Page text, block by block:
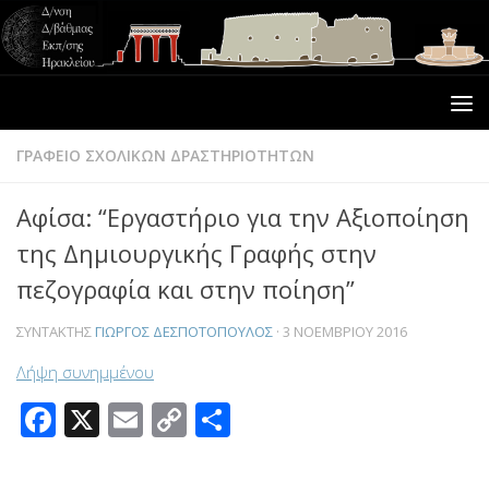
ΓΡΑΦΕΙΟ ΣΧΟΛΙΚΩΝ ΔΡΑΣΤΗΡΙΟΤΗΤΩΝ
Αφίσα: “Εργαστήριο για την Αξιοποίηση
της Δημιουργικής Γραφής στην
πεζογραφία και στην ποίηση”
ΣΥΝΤΆΚΤΗΣ ΓΙΏΡΓΟΣ ΔΕΣΠΟΤΌΠΟΥΛΟΣ · 3 ΝΟΕΜΒΡΊΟΥ 2016
Λήψη συνημμένου
Facebook
X Email
Copy